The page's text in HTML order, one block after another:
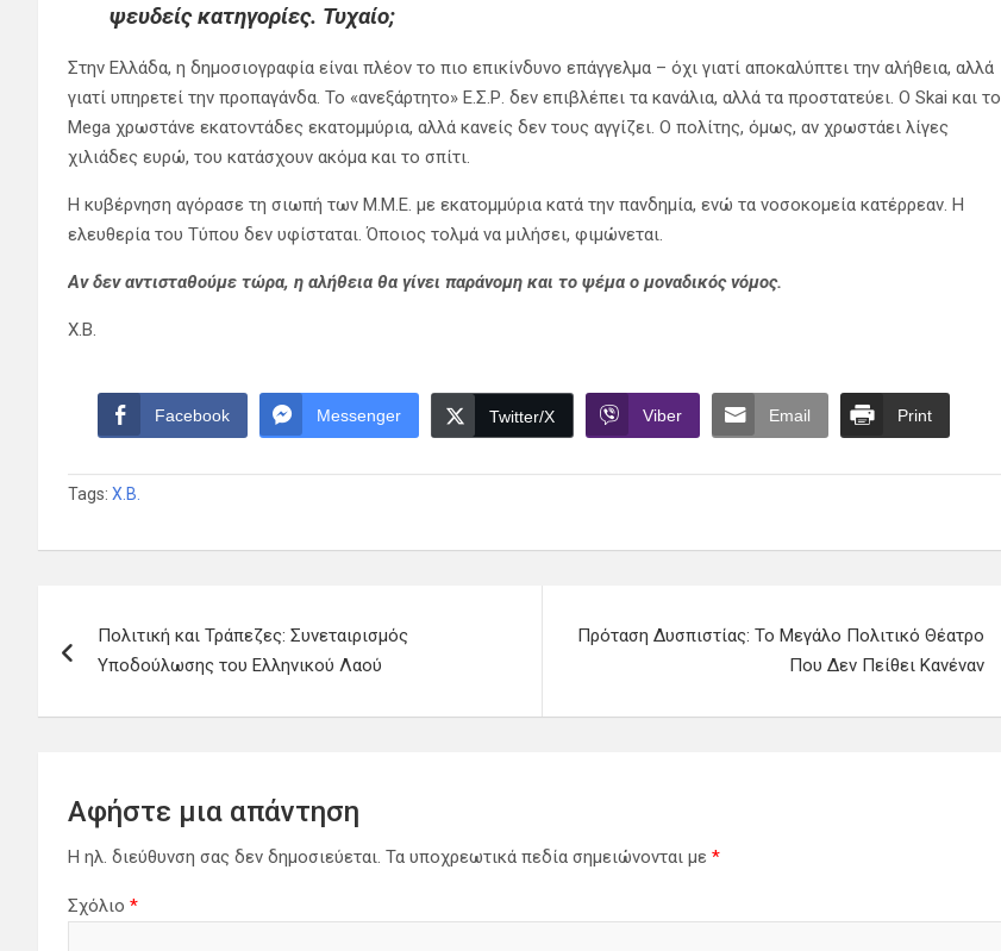
ψευδείς κατηγορίες. Τυχαίο;
Στην Ελλάδα, η δημοσιογραφία είναι πλέον το πιο επικίνδυνο επάγγελμα – όχι γιατί αποκαλύπτει την αλήθεια, αλλά
γιατί υπηρετεί την προπαγάνδα. Το «ανεξάρτητο» Ε.Σ.Ρ. δεν επιβλέπει τα κανάλια, αλλά τα προστατεύει. Ο Skai και το
Mega χρωστάνε εκατοντάδες εκατομμύρια, αλλά κανείς δεν τους αγγίζει. Ο πολίτης, όμως, αν χρωστάει λίγες
χιλιάδες ευρώ, του κατάσχουν ακόμα και το σπίτι.
Η κυβέρνηση αγόρασε τη σιωπή των Μ.Μ.Ε. με εκατομμύρια κατά την πανδημία, ενώ τα νοσοκομεία κατέρρεαν. Η
ελευθερία του Τύπου δεν υφίσταται. Όποιος τολμά να μιλήσει, φιμώνεται.
Αν δεν αντισταθούμε τώρα, η αλήθεια θα γίνει παράνομη και το ψέμα ο μοναδικός νόμος.
Χ.Β.
Facebook Messenger Twitter/X Viber Email Print
Tags: Χ.Β.
άρθρων
Πολιτική και Τράπεζες: Συνεταιρισμός
Υποδούλωσης του Ελληνικού Λαού
Πρόταση Δυσπιστίας: Το Μεγάλο Πολιτικό Θέατρο
Που Δεν Πείθει Κανέναν
Αφήστε μια απάντηση
Η ηλ. διεύθυνση σας δεν δημοσιεύεται. Τα υποχρεωτικά πεδία σημειώνονται με *
Σχόλιο *